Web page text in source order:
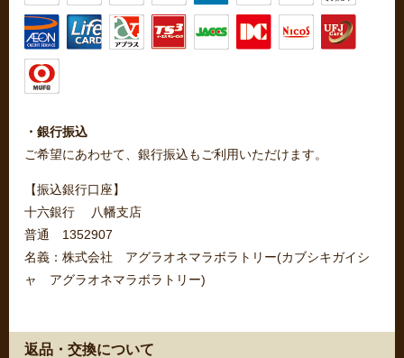
・銀行振込
ご希望にあわせて、銀行振込もご利用いただけます。
【振込銀行口座】
十六銀行 八幡支店
普通 1352907
名義：株式会社 アグラオネマラボラトリー(カブシキガイシ
ャ アグラオネマラボラトリー)
返品・交換について